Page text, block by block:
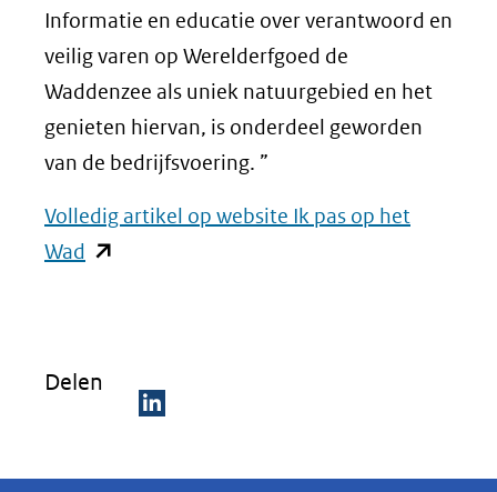
Informatie en educatie over verantwoord en
veilig varen op Werelderfgoed de
Waddenzee als uniek natuurgebied en het
genieten hiervan, is onderdeel geworden
van de bedrijfsvoering. ”
Volledig artikel op website Ik pas op het
Wad (opent
(verwijst
Delen
e